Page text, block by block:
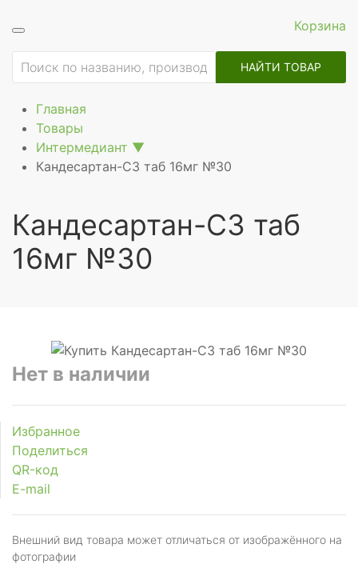
Корзина
НАЙТИ ТОВАР
Главная
Товары
Интермедиант ▼
Кандесартан-СЗ таб 16мг №30
Кандесартан-СЗ таб
16мг №30
Нет в наличии
Избранное
Поделиться
QR-код
E-mail
Внешний вид товара может отличаться от изображённого на
фотографии